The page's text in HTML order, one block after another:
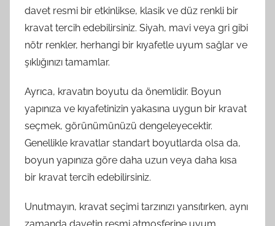
davet resmi bir etkinlikse, klasik ve düz renkli bir
kravat tercih edebilirsiniz. Siyah, mavi veya gri gibi
nötr renkler, herhangi bir kıyafetle uyum sağlar ve
şıklığınızı tamamlar.
Ayrıca, kravatın boyutu da önemlidir. Boyun
yapınıza ve kıyafetinizin yakasına uygun bir kravat
seçmek, görünümünüzü dengeleyecektir.
Genellikle kravatlar standart boyutlarda olsa da,
boyun yapınıza göre daha uzun veya daha kısa
bir kravat tercih edebilirsiniz.
Unutmayın, kravat seçimi tarzınızı yansıtırken, aynı
zamanda davetin resmi atmosferine uyum